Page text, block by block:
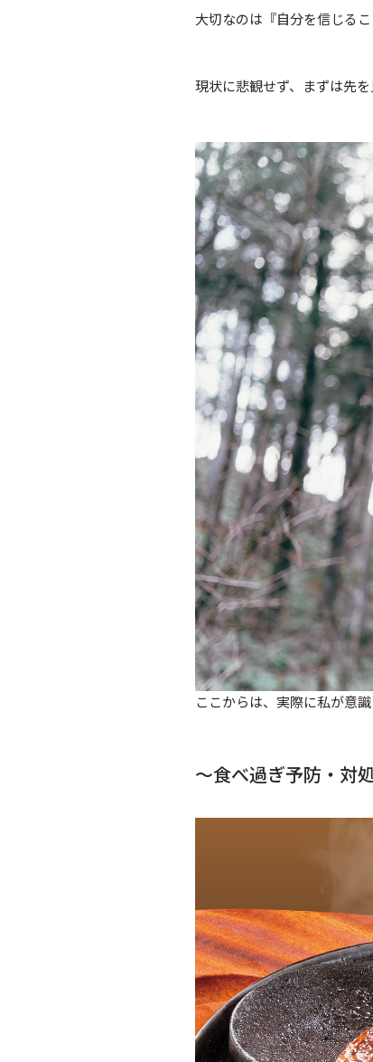
大切なのは『自分を信じるこ
現状に悲観せず、まずは先
ここからは、実際に私が意
〜食べ過ぎ予防・対